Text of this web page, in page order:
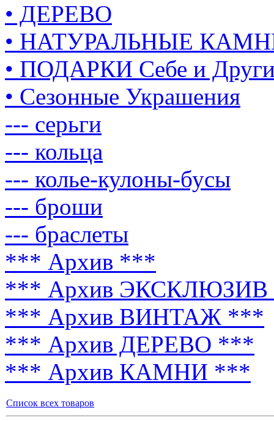
• ДЕРЕВО
• НАТУРАЛЬНЫЕ
• ПОДАРКИ Себе и
• Сезонные Украшения
--- серьги
--- кольца
--- колье-кулоны-бусы
--- броши
--- браслеты
*** Архив ***
*** Архив
*** Архив ВИНТАЖ ***
*** Архив ДЕРЕВО ***
*** Архив КАМНИ ***
Список всех товаров